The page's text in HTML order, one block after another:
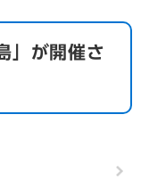
」が開催さ